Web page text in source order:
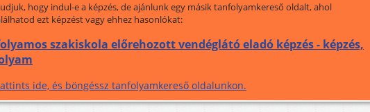
hogy indul-e a képzés, de ajánlunk egy másik tanfolyamkereső oldalt, ahol
ezt képzést vagy ehhez hasonlókat:
szakiskola előrehozott vendéglátó eladó képzés - képzés,
ide, és böngéssz tanfolyamkereső oldalunkon.